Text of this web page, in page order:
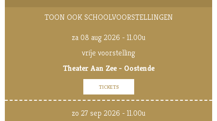
TOON OOK SCHOOLVOORSTELLINGEN
za 08 aug 2026 - 11.00u
vrije voorstelling
Theater Aan Zee - Oostende
TICKETS
zo 27 sep 2026 - 11.00u